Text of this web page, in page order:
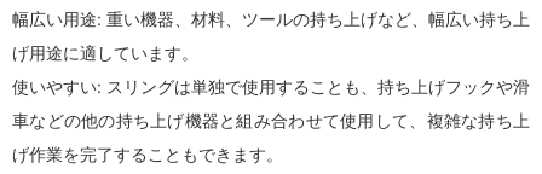
幅広い用途: 重い機器、材料、ツールの持ち上げなど、幅広い持ち上
げ用途に適しています。
使いやすい: スリングは単独で使用することも、持ち上げフックや滑
車などの他の持ち上げ機器と組み合わせて使用​​して、複雑な持ち上
げ作業を完了することもできます。